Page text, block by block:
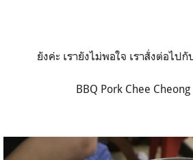
ยังค่ะ เรายังไม่พอใจ เราสั่งต่อไป
BBQ Pork Chee Cheong